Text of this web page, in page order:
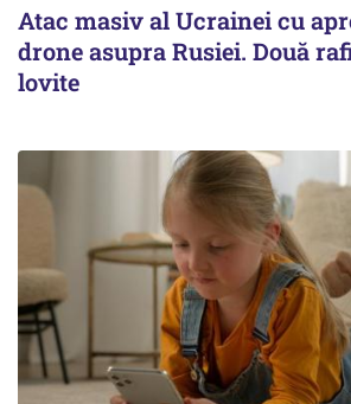
Atac masiv al Ucrainei cu
drone asupra Rusiei. Două
lovite